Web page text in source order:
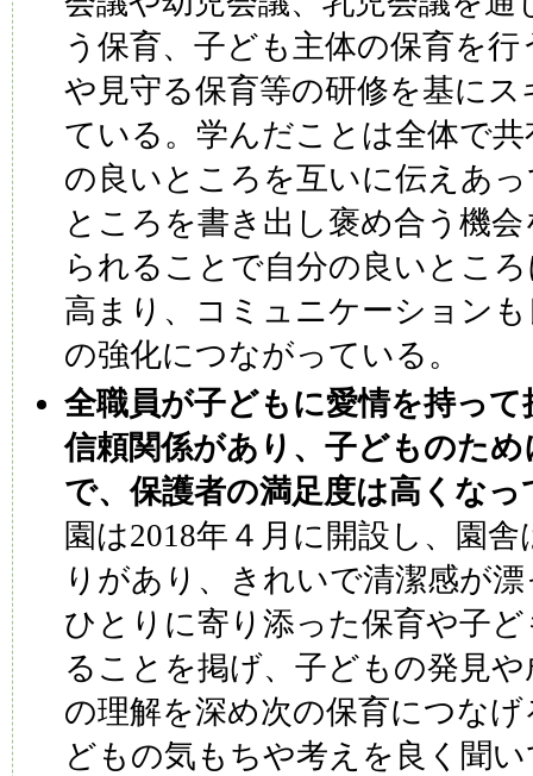
う保育、子ども主体の保育を
や見守る保育等の研修を基に
ている。学んだことは全体で
の良いところを互いに伝えあ
ところを書き出し褒め合う機
られることで自分の良いとこ
高まり、コミュニケーション
の強化につながっている。
全職員が子どもに愛情を持っ
信頼関係があり、子どものた
で、保護者の満足度は高くなっ
園は2018年４月に開設し、園
りがあり、きれいで清潔感が
ひとりに寄り添った保育や子
ることを掲げ、子どもの発見
の理解を深め次の保育につな
どもの気もちや考えを良く聞